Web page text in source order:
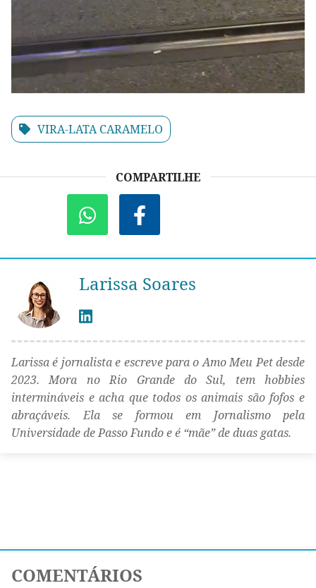
VIRA-LATA CARAMELO
COMPARTILHE
Larissa Soares
Larissa é jornalista e escreve para o Amo Meu Pet desde
2023. Mora no Rio Grande do Sul, tem hobbies
intermináveis e acha que todos os animais são fofos e
abraçáveis. Ela se formou em Jornalismo pela
Universidade de Passo Fundo e é “mãe” de duas gatas.
COMENTÁRIOS